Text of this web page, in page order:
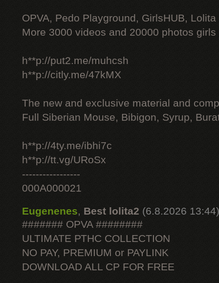
OPVA, Pedo Playground, GirlsHUB, Lolita
More 3000 videos and 20000 photos
h**p://put2.me/muhcsh
h**p://citly.me/47kMX
The new and exclusive material and
Full Siberian Mouse, Bibigon, Syrup,
h**p://4ty.me/ibhi7c
h**p://tt.vg/URoSx
-----------------
000A000021
Eugenenes, Best lolita2 (6.8.2026 13:44)
####### OPVA ########
ULTIMATE РТНС COLLECTION
NO PAY, PREMIUM or PAYLINK
DOWNLOAD ALL СР FOR FREE